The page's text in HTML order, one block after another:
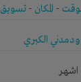
- المكان - تسويق
ودمدني الكبري